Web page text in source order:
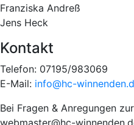
Franziska Andreß
Jens Heck
Kontakt
Telefon: 07195/983069
E-Mail: info@hc-
Bei Fragen & Anregungen
webmaster@hc-